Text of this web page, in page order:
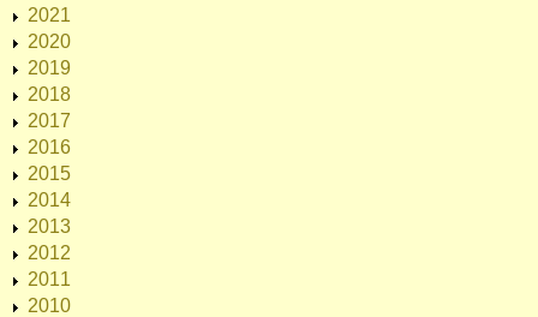
2021
2020
2019
2018
2017
2016
2015
2014
2013
2012
2011
2010